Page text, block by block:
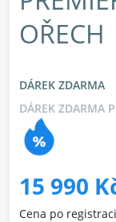
OŘECH
DÁREK ZDARMA
DÁREK ZDARMA
15 990
Cena po